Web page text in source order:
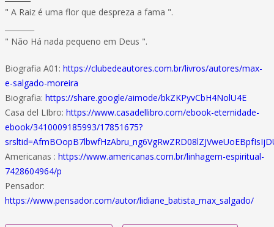
" A Raiz é uma flor que despreza a fama ".
" Não Há nada pequeno em Deus ".
Biografia A01: https://clubedeautores.com.br/livros/autores/max-
e-salgado-moreira
Biografia: https://share.google/aimode/bkZKPyvCbH4NolU4E
Casa del LIbro: https://www.casadellibro.com/ebook-eternidade-
ebook/3410009185993/17851675?
Americanas : https://www.americanas.com.br/linhagem-espiritual-
7428604964/p
Pensador:
https://www.pensador.com/autor/lidiane_batista_max_salgado/